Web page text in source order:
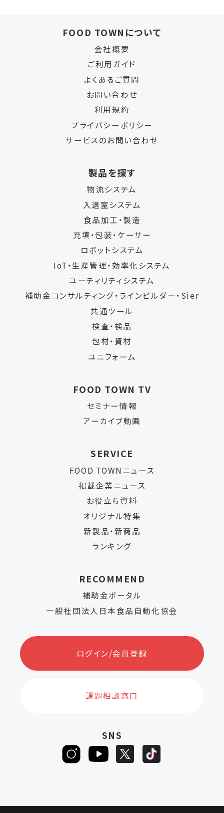
FOOD TOWNについて
会社概要
ご利用ガイド
よくあるご質問
お問い合わせ
利用規約
プライバシーポリシー
サービスのお問い合わせ
製品を探す
物流システム
入退室システム
食品加工・製造
充填・包装・ケーサー
ロボットシステム
IoT・生産管理・効率化システム
ユーティリティシステム
補助金コンサルティング・ラインビルダー・Sier
共通ツール
検査・検品
包材・資材
ユニフォーム
FOOD TOWN TV
セミナー情報
アーカイブ動画
SERVICE
FOOD TOWNニュース
掲載企業ニュース
お役立ち資料
オリジナル特集
新製品・新商品
ランキング
RECOMMEND
補助金ポータル
一般社団法人日本食品自動化協会
ログイン/会員登録
課題相談窓口
SNS